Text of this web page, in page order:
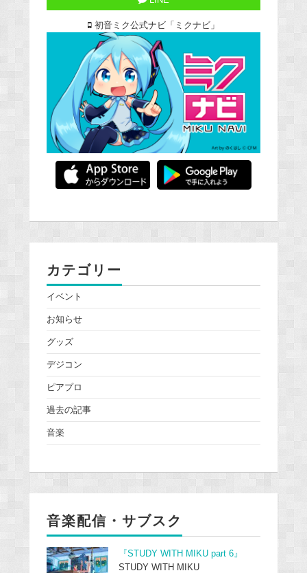
初音ミク公式ナビ「ミクナビ」
カテゴリー
イベント
お知らせ
グッズ
デジコン
ピアプロ
過去の記事
音楽
音楽配信・サブスク
『STUDY WITH MIKU part 6』
STUDY WITH MIKU